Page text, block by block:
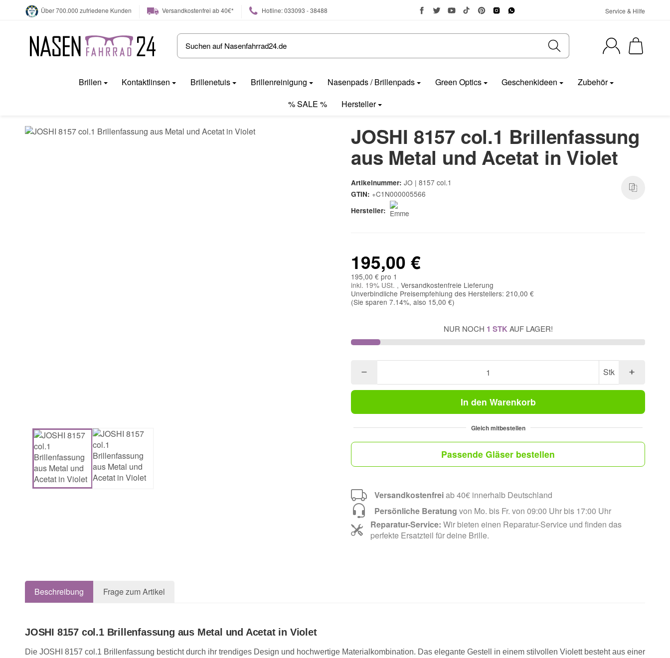
Über 700.000 zufriedene Kunden Versandkostenfrei ab 40€* Hotline: 033093 - 38488 Service & Hilfe
Brillen Kontaktlinsen Brillenetuis Brillenreinigung Nasenpads / Brillenpads Green Optics Geschenkideen
Zubehör
% SALE %
Hersteller
JOSHI 8157 col.1 Brillenfassung
aus Metal und Acetat in Violet
Artikelnummer: JO | 8157 col.1
GTIN: +C1N000005566
Hersteller:
195,00 €
195,00 € pro 1
inkl. 19% USt. , Versandkostenfreie Lieferung
Unverbindliche Preisempfehlung des Herstellers: 210,00 €
(Sie sparen 7.14%, also 15,00 €)
NUR NOCH 1 STK AUF LAGER!
Stk
In den Warenkorb
Gleich mitbestellen
Passende Gläser bestellen
Versandkostenfreiab 40€ innerhalb Deutschland
Persönliche Beratung von Mo. bis Fr. von 09:00 Uhr bis 17:00 Uhr
Reparatur-Service: Wir bieten einen Reparatur-Service und finden das
perfekte Ersatzteil für deine Brille.
Beschreibung Frage zum Artikel
JOSHI 8157 col.1 Brillenfassung aus Metal und Acetat in Violet
Die JOSHI 8157 col.1 Brillenfassung besticht durch ihr trendiges Design und hochwertige Materialkombination. Das elegante Gestell in einem stilvollen Violett besteht aus einer